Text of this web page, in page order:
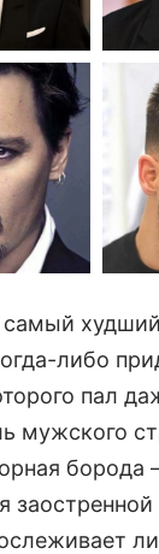
либо
пал
мужского
борода